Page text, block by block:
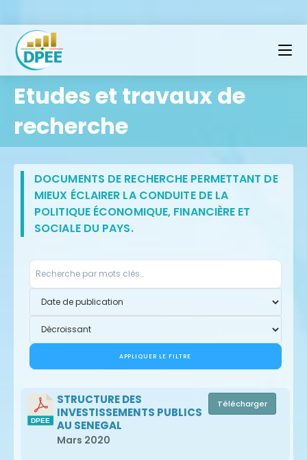
Etudes et travaux de
recherche
DOCUMENTS DE RECHERCHE PERMETTANT DE
MIEUX ÉCLAIRER LA CONDUITE DE LA
POLITIQUE ÉCONOMIQUE, FINANCIÈRE ET
SOCIALE DU PAYS.
APPLIQUER LE FILTRE
STRUCTURE DES
INVESTISSEMENTS PUBLICS
AU SENEGAL
Mars 2020
Télécharger